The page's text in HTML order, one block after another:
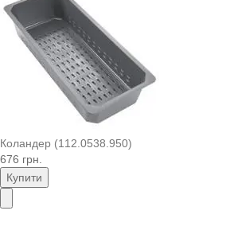
Коландер (112.0538.950)
676 грн.
Купити